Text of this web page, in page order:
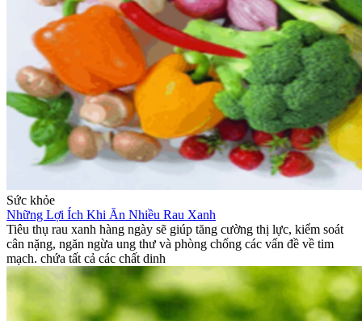
Sức khỏe
Những Lợi Ích Khi Ăn Nhiều Rau Xanh
Tiêu thụ rau xanh hàng ngày sẽ giúp tăng cường thị lực, kiểm soát
cân nặng, ngăn ngừa ung thư và phòng chống các vấn đề về tim
mạch. chứa tất cả các chất dinh